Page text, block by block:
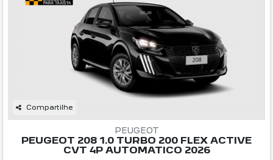
Compartilhe
PEUGEOT
PEUGEOT 208 1.0 TURBO 200 FLEX ACTIVE
CVT 4P AUTOMATICO 2026